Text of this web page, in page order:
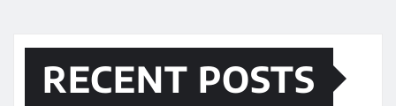
RECENT POSTS